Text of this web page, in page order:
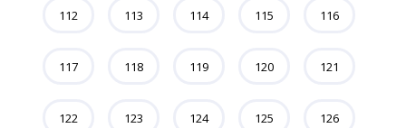
112 113 114 115 116
117 118 119 120 121
122 123 124 125 126